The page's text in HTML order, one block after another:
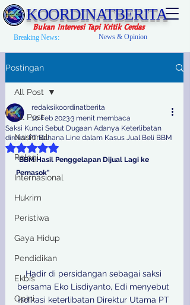
KOORDINATBERITA
Bukan Intervesi Tapi Kritik Cerdas
Breaking News: News & Opinion
Postingan
All Post
Nasional
Relegi
Internasional
Hukrim
Peristiwa
Gaya Hidup
Pendidikan
Ekbis
Opini
All Post
Saksi Kunci Sebut Dugaan Adanya Keterlibatan
direksi PT Bahana Line dalam Kasus Jual Beli BBM
redaksikoordinatberita
10 Feb 20233 menit membaca
Dinilai NaN dari 5 bintang.
"BBM Hasil Penggelapan Dijual Lagi ke
Pemasok"
Hadir di persidangan sebagai saksi
bersama Eko Lisdiyanto, Edi menyebut
indikasi keterlibatan Direktur Utama PT